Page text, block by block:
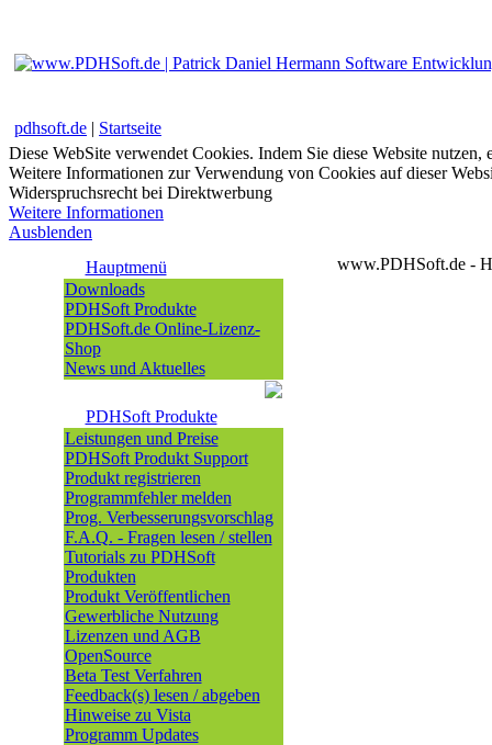
pdhsoft.de | Startseite
Diese WebSite verwendet Cookies. Indem Sie diese Website
Weitere Informationen zur Verwendung von Cookies auf dieser
Widerspruchsrecht bei Direktwerbung
Weitere Informationen
Ausblenden
Hauptmenü
Downloads
PDHSoft Produkte
PDHSoft.de Online-Lizenz-
Shop
News und Aktuelles
PDHSoft Produkte
Leistungen und Preise
PDHSoft Produkt Support
Produkt registrieren
Programmfehler melden
Prog. Verbesserungsvorschlag
F.A.Q. - Fragen lesen / stellen
Tutorials zu PDHSoft
Produkten
Produkt Veröffentlichen
Gewerbliche Nutzung
Lizenzen und AGB
OpenSource
Beta Test Verfahren
Feedback(s) lesen / abgeben
Hinweise zu Vista
Programm Updates
www.PDHSoft.de -